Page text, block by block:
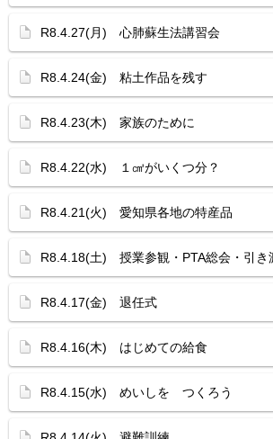
R8.4.27(月) 心肺蘇生法講習会
R8.4.24(金) 粘土作品を残す
R8.4.23(木) 家族のために
R8.4.22(水) １㎤がいくつ分？
R8.4.21(火) 愛知県各地の特産品
R8.4.18(土) 授業参観・PTA総会・引き
R8.4.17(金) 退任式
R8.4.16(木) はじめての給食
R8.4.15(水) めいしを つくろう